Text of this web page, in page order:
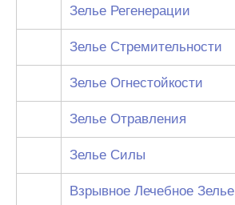
Зелье Регенерации
Зелье Стремительности
Зелье Огнестойкости
Зелье Отравления
Зелье Силы
Взрывное Лечебное Зелье